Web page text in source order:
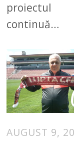
proiectul
continuă…
AUGUST 9,